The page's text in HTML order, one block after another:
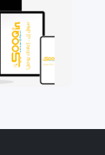
🚚